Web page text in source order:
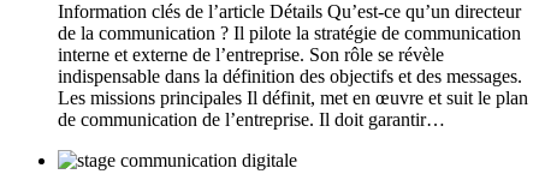
Information clés de l’article Détails Qu’est-ce qu’un directeur
de la communication ? Il pilote la stratégie de communication
interne et externe de l’entreprise. Son rôle se révèle
indispensable dans la définition des objectifs et des messages.
Les missions principales Il définit, met en œuvre et suit le plan
de communication de l’entreprise. Il doit garantir…